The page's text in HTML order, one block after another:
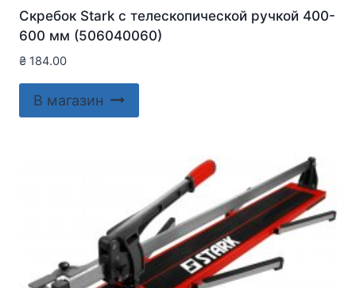
Скребок Stark с телескопической ручкой 400-
600 мм (506040060)
₴ 184.00
В магазин